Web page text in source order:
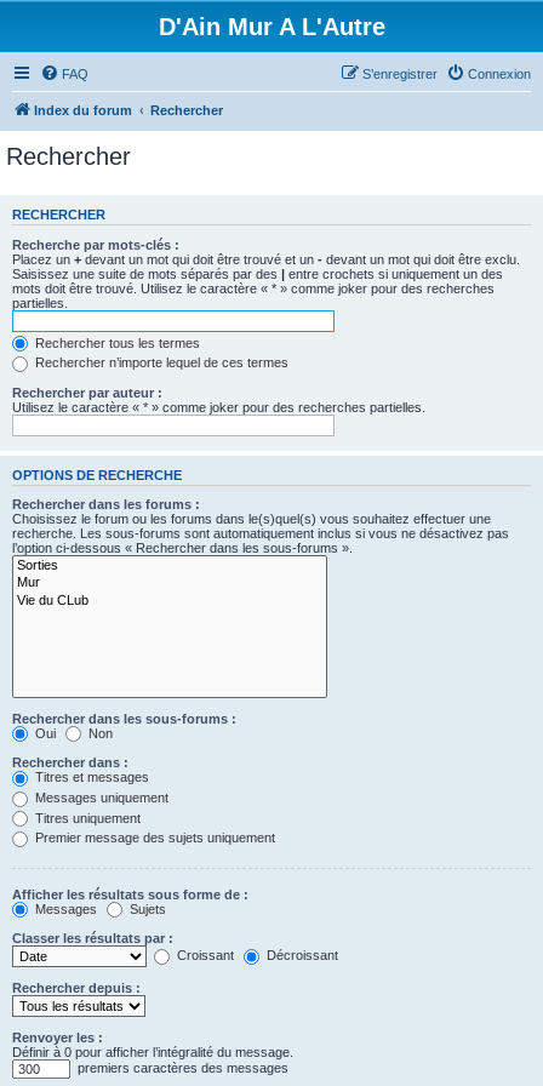
D'Ain Mur A L'Autre
FAQ Connexion
S’enregistrer
Index du forum Rechercher
Rechercher
RECHERCHER
Recherche par mots-clés :
Placez un + devant un mot qui doit être trouvé et un - devant un mot qui doit être exclu.
Saisissez une suite de mots séparés par des | entre crochets si uniquement un des
mots doit être trouvé. Utilisez le caractère « * » comme joker pour des recherches
partielles.
Rechercher tous les termes
Rechercher n’importe lequel de ces termes
Rechercher par auteur :
Utilisez le caractère « * » comme joker pour des recherches partielles.
OPTIONS DE RECHERCHE
Rechercher dans les forums :
Choisissez le forum ou les forums dans le(s)quel(s) vous souhaitez effectuer une
recherche. Les sous-forums sont automatiquement inclus si vous ne désactivez pas
l’option ci-dessous « Rechercher dans les sous-forums ».
Rechercher dans les sous-forums :
Oui
Non
Rechercher dans :
Titres et messages
Messages uniquement
Titres uniquement
Premier message des sujets uniquement
Afficher les résultats sous forme de :
Messages
Sujets
Classer les résultats par :
Croissant
Décroissant
Rechercher depuis :
Renvoyer les :
Définir à 0 pour afficher l’intégralité du message.
premiers caractères des messages